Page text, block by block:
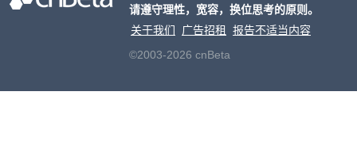
请遵守理性，宽容，换位思考的原则。
关于我们
广告招租
报告不适当内容
©2003-2026 cnBeta